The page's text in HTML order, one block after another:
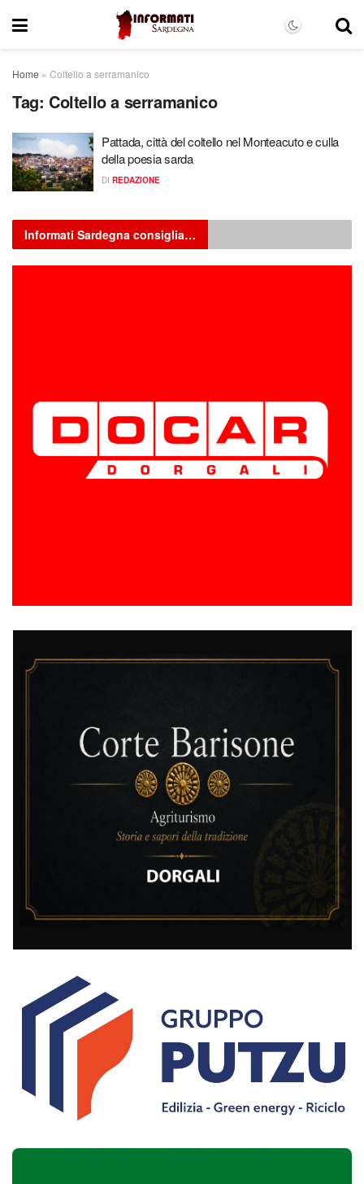
Home » Coltello a serramanico
Tag: Coltello a serramanico
Pattada, città del coltello nel Monteacuto e culla
della poesia sarda
DI REDAZIONE
Informati Sardegna consiglia…